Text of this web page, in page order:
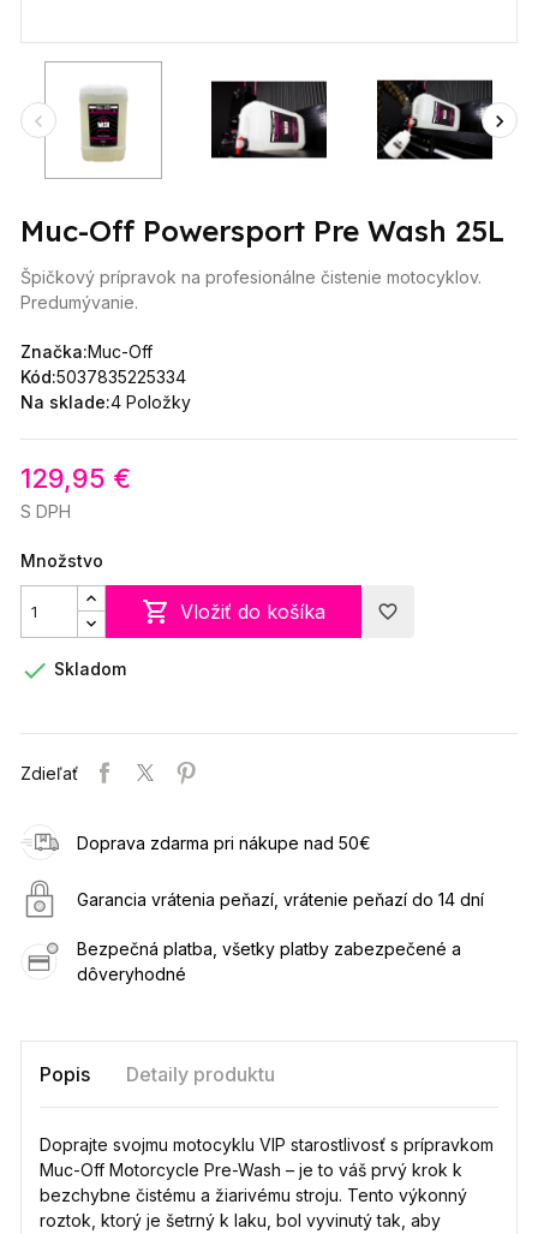
Muc-Off Powersport Pre Wash 25L
Špičkový prípravok na profesionálne čistenie motocyklov.
Predumývanie.
Značka:Muc-Off
Kód:5037835225334
Na sklade:4 Položky
129,95 €
S DPH
Množstvo
 Vložiť do košíka favorite_border
 Skladom
Zdieľať
Doprava zdarma pri nákupe nad 50€
Garancia vrátenia peňazí, vrátenie peňazí do 14 dní
Bezpečná platba, všetky platby zabezpečené a
dôveryhodné
Popis Detaily produktu
Doprajte svojmu motocyklu VIP starostlivosť s prípravkom
Muc-Off Motorcycle Pre-Wash – je to váš prvý krok k
bezchybne čistému a žiarivému stroju. Tento výkonný
roztok, ktorý je šetrný k laku, bol vyvinutý tak, aby